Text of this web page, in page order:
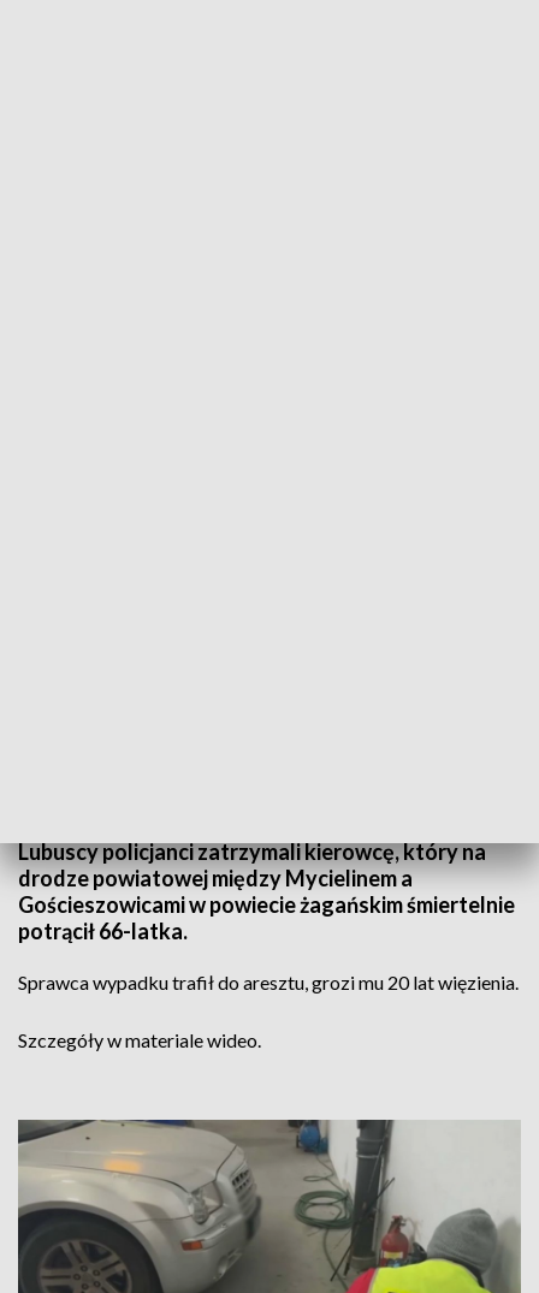
Lubuscy policjanci zatrzymali kierowcę, który na
drodze powiatowej między Mycielinem a
Gościeszowicami w powiecie żagańskim śmiertelnie
potrącił 66-latka.
Sprawca wypadku trafił do aresztu, grozi mu 20 lat więzienia.
Szczegóły w materiale wideo.